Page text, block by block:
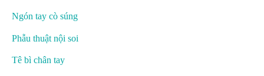
Ngón tay cò súng
Phẫu thuật nội soi
Tê bì chân tay